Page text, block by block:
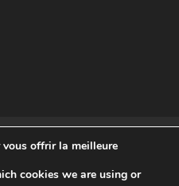
de Confidentialité
offrir la meilleure
cookies we are using or